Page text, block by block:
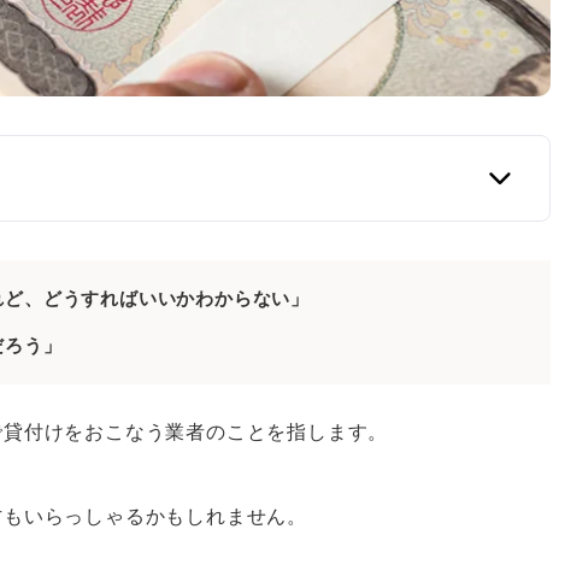
司法書士事務所を選ぶ
、どうすればいいかわからない」
う」
付けをおこなう業者のことを指します。
いらっしゃるかもしれません。